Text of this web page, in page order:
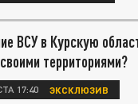
ВСУ в Курскую
территориями?
17:40 ЭКСКЛЮЗИВ